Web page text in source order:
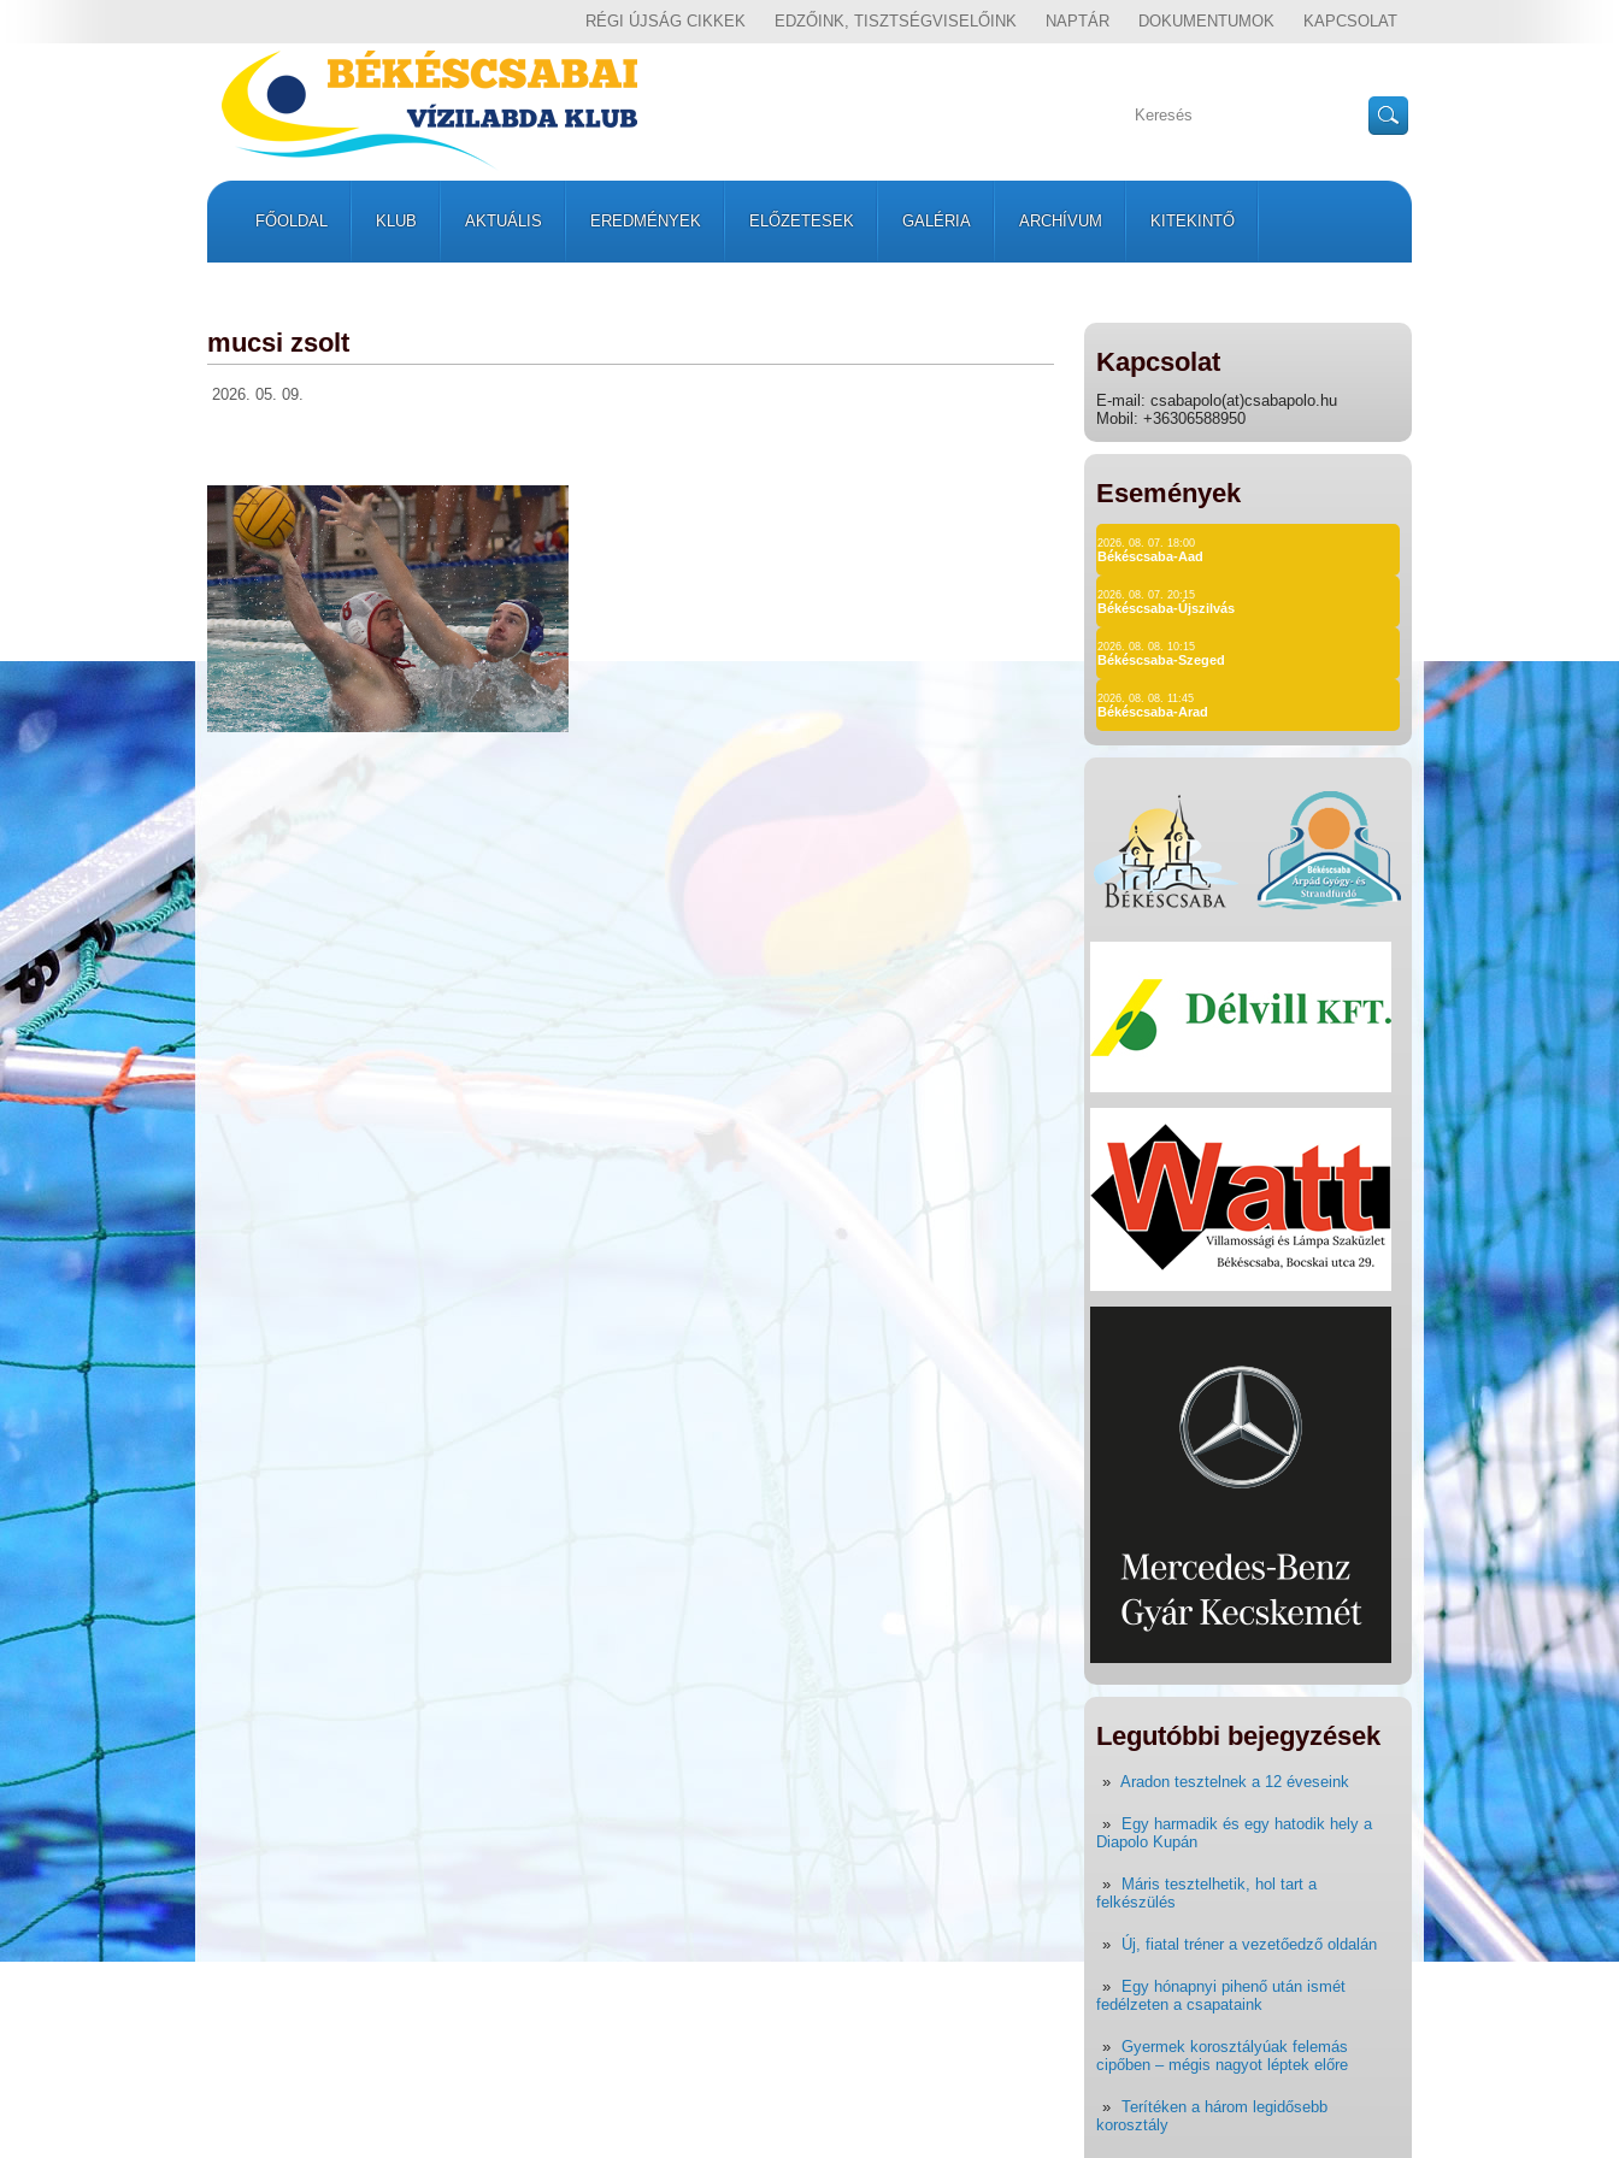
RÉGI ÚJSÁG CIKKEK EDZŐINK, TISZTSÉGVISELŐINK NAPTÁR DOKUMENTUMOK KAPCSOLAT
FŐOLDAL KLUB AKTUÁLIS EREDMÉNYEK ELŐZETESEK GALÉRIA ARCHÍVUM KITEKINTŐ
Kapcsolat
E-mail: csabapolo(at)csabapolo.hu
Mobil: +36306588950
Események
2026. 08. 07. 18:00
Békéscsaba-Aad
2026. 08. 07. 20:15
Békéscsaba-Újszilvás
2026. 08. 08. 10:15
Békéscsaba-Szeged
2026. 08. 08. 11:45
Békéscsaba-Arad
Legutóbbi bejegyzések
Aradon tesztelnek a 12 éveseink
Egy harmadik és egy hatodik hely a
Diapolo Kupán
Máris tesztelhetik, hol tart a
felkészülés
Új, fiatal tréner a vezetőedző oldalán
Egy hónapnyi pihenő után ismét
fedélzeten a csapataink
Gyermek korosztályúak felemás
cipőben – mégis nagyot léptek előre
Terítéken a három legidősebb
korosztály
mucsi zsolt
2026. 05. 09.